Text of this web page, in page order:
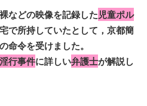
などの映像を記録した児童ポル
で所持していたとして，京都簡
命令を受けました。
淫行事件に詳しい弁護士が解説し